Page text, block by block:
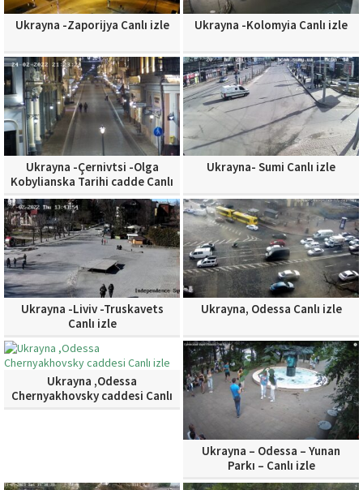
Ukrayna -Zaporijya Canlı izle Ukrayna -Kolomyia Canlı izle
Ukrayna -Çernivtsi -Olga
Kobylianska Tarihi cadde Canlı
izle
Ukrayna- Sumi Canlı izle
Ukrayna -Liviv -Truskavets
Canlı izle
Ukrayna, Odessa Canlı izle
Ukrayna ,Odessa
Chernyakhovsky caddesi Canlı
Ukrayna – Odessa – Yunan
Parkı – Canlı izle